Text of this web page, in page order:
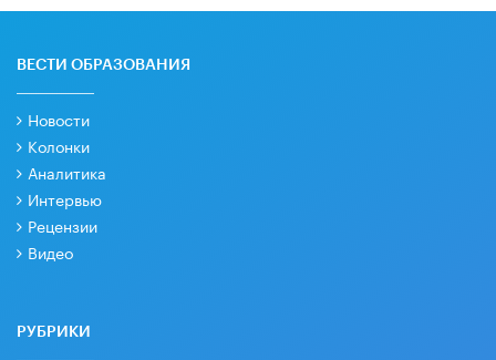
ВЕСТИ ОБРАЗОВАНИЯ
Новости
Колонки
Аналитика
Интервью
Рецензии
Видео
РУБРИКИ